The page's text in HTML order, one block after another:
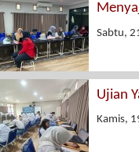
Sabtu,
Ujian
Kamis,